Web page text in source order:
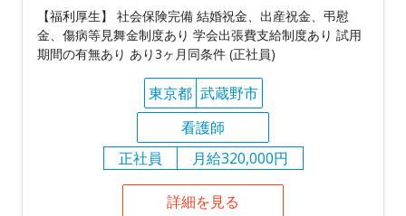
【福利厚生】 社会保険完備 結婚祝金、出産祝金、弔慰
金、傷病等見舞金制度あり 学会出張費支給制度あり 試用
期間の有無あり あり3ヶ月同条件 (正社員)
東京都 武蔵野市
看護師
正社員
月給320,000円
詳細を見る